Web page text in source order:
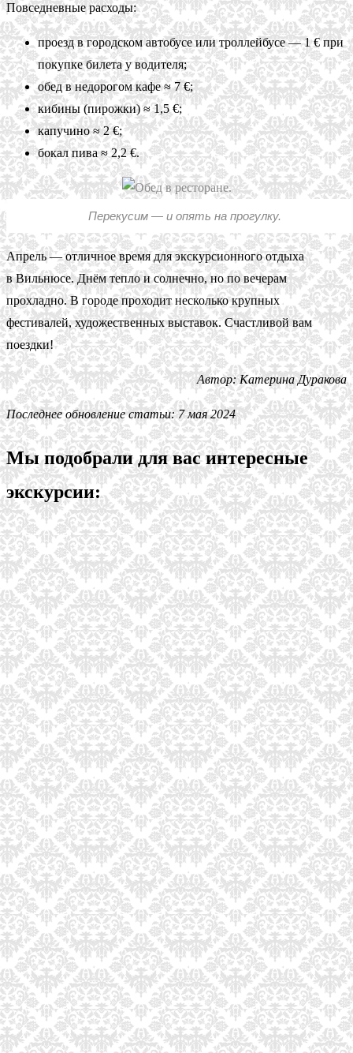
Повседневные расходы:
проезд в городском автобусе или троллейбусе — 1 € при
покупке билета у водителя;
обед в недорогом кафе ≈ 7 €;
кибины (пирожки) ≈ 1,5 €;
капучино ≈ 2 €;
бокал пива ≈ 2,2 €.
Перекусим — и опять на прогулку.
Апрель — отличное время для экскурсионного отдыха
в Вильнюсе. Днём тепло и солнечно, но по вечерам
прохладно. В городе проходит несколько крупных
фестивалей, художественных выставок. Счастливой вам
поездки!
Автор: Катерина Дуракова
Последнее обновление статьи: 7 мая 2024
Мы подобрали для вас интересные
экскурсии: